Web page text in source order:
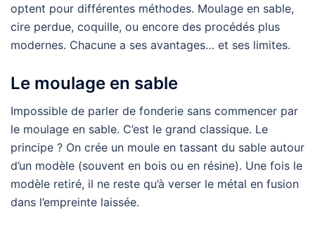
optent pour différentes méthodes. Moulage en sable,
cire perdue, coquille, ou encore des procédés plus
modernes. Chacune a ses avantages… et ses limites.
Le moulage en sable
Impossible de parler de fonderie sans commencer par
le moulage en sable. C’est le grand classique. Le
principe ? On crée un moule en tassant du sable autour
d’un modèle (souvent en bois ou en résine). Une fois le
modèle retiré, il ne reste qu’à verser le métal en fusion
dans l’empreinte laissée.